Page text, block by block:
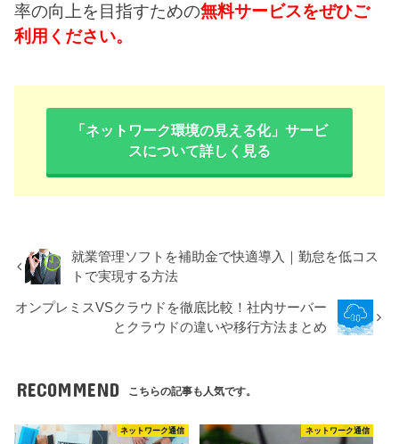
率の向上を目指すための無料サービスをぜひご
利用ください。
「ネットワーク環境の見える化」サービ
スについて詳しく見る
就業管理ソフトを補助金で快適導入｜勤怠を低コス
トで実現する方法
オンプレミスVSクラウドを徹底比較！社内サーバー
とクラウドの違いや移行方法まとめ
RECOMMEND こちらの記事も人気です。
ネットワーク通信 ネットワーク通信